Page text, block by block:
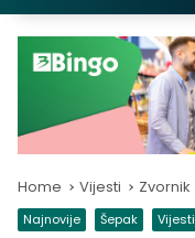
Home Vijesti Zvornik
Najnovije Šepak Vijesti